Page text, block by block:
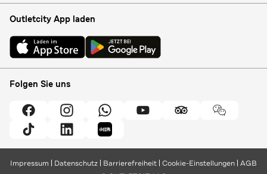
Outletcity App laden
Folgen Sie uns
Impressum Datenschutz Barrierefreiheit Cookie-Einstellungen AGB